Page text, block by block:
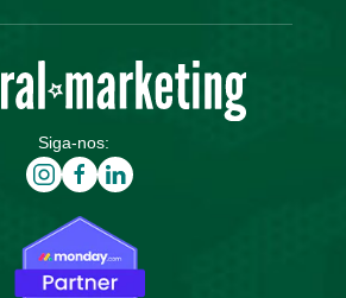
Siga-nos: